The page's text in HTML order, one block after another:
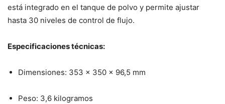
está integrado en el tanque de polvo y permite ajustar
hasta 30 niveles de control de flujo.
Especificaciones técnicas:
Dimensiones: 353 x 350 x 96,5 mm
Peso: 3,6 kilogramos